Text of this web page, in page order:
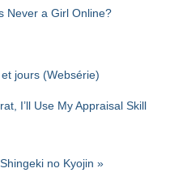
Never a Girl Online?
jours (Websérie)
I’ll Use My Appraisal Skill
no Kyojin »